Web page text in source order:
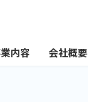
内容 会社概要